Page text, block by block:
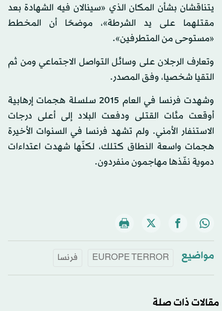
يتناقشان بشأن المكان الذي «سينالان فيه الشهادة بعد
مقتلهما على يد الشرطة»، موضحًا أن المخطط
«مستوحى من المتطرفين».
وتعارف الرجلان على وسائل التواصل الاجتماعي ومن ثم
التقيا شخصيا، وفق المصدر.
وشهدت فرنسا في العام 2015 سلسلة هجمات إرهابية
أوقعت مئات القتلى ودفعت البلاد إلى أعلى درجات
الاستنفار الأمني. ولم تشهد فرنسا في السنوات الأخيرة
هجمات واسعة النطاق كتلك، لكنّها شهدت اعتداءات
دموية نفّذها مهاجمون منفردون.
مواضيع EUROPE TERROR فرنسا
مقالات ذات صلة